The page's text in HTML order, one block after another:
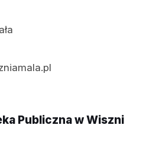
Publiczna w Wiszni